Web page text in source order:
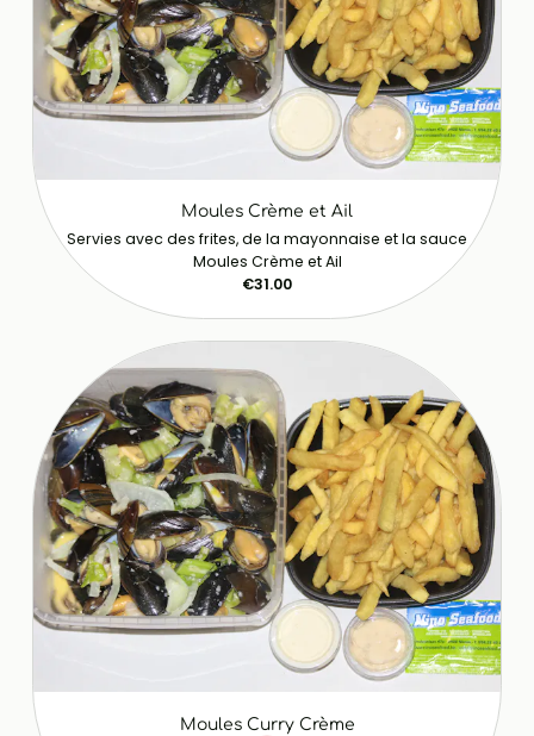
Moules Crème et Ail
Servies avec des frites, de la mayonnaise et la sauce
Moules Crème et Ail
€31.00
Moules Curry Crème